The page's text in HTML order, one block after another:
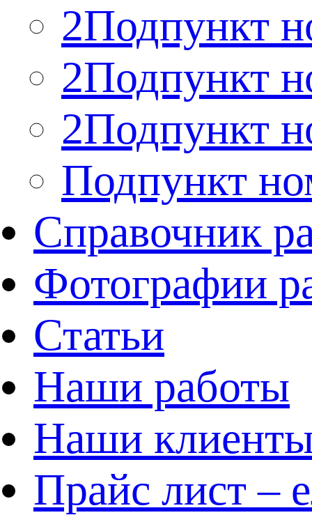
2Подпункт
2Подпункт
2Подпункт
Подпункт
Справочник
Фотографии
Статьи
Наши работы
Наши
Прайс лист –